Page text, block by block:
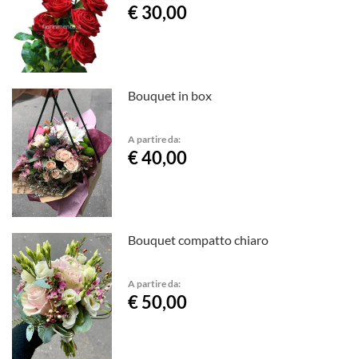
€ 30,00
Bouquet in box
A partire da:
€ 40,00
Bouquet compatto chiaro
A partire da:
€ 50,00